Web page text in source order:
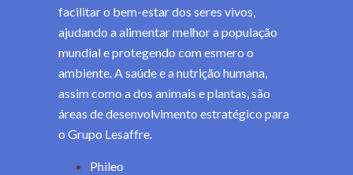
facilitar o bem-estar dos seres vivos,
ajudando a alimentar melhor a população
mundial e protegendo com esmero o
ambiente. A saúde e a nutrição humana,
assim como a dos animais e plantas, são
áreas de desenvolvimento estratégico para
o Grupo Lesaffre.
Phileo